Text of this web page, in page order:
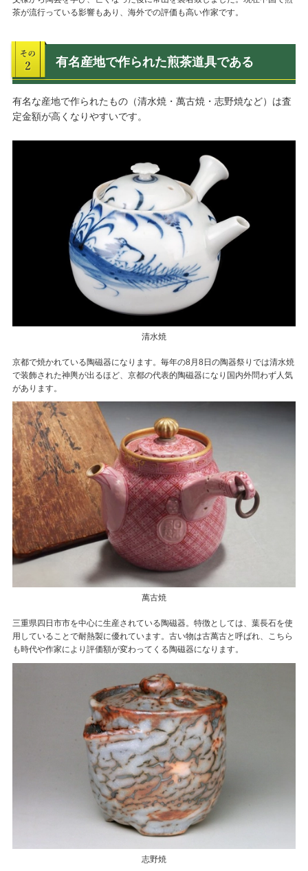
茶が流行っている影響もあり、海外での評価も高い作家です。
有名産地で作られた煎茶道具である
有名な産地で作られたもの（清水焼・萬古焼・志野焼など）は査
定金額が高くなりやすいです。
清水焼
京都で焼かれている陶磁器になります。毎年の8月8日の陶器祭りでは清水焼
で装飾された神輿が出るほど、京都の代表的陶磁器になり国内外問わず人気
があります。
萬古焼
三重県四日市市を中心に生産されている陶磁器。特徴としては、葉長石を使
用していることで耐熱製に優れています。古い物は古萬古と呼ばれ、こちら
も時代や作家により評価額が変わってくる陶磁器になります。
志野焼